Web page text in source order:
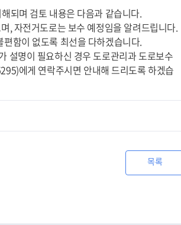
되며 검토 내용은 다음과 같습니다.
, 자전거도로는 보수 예정임을 알려드립니다.
함이 없도록 최선을 다하겠습니다.
설명이 필요하신 경우 도로관리과 도로보수
에게 연락주시면 안내해 드리도록 하겠습
목록